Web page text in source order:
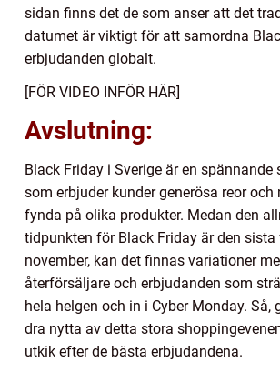
sidan finns det de som anser att det
datumet är viktigt för att samordna
erbjudanden globalt.
[FÖR VIDEO INFÖR HÄR]
Avslutning:
Black Friday i Sverige är en
som erbjuder kunder generösa reor
fynda på olika produkter. Medan den
tidpunkten för Black Friday är den sista
november, kan det finnas variationer
återförsäljare och erbjudanden som
hela helgen och in i Cyber Monday. Så,
dra nytta av detta stora
utkik efter de bästa erbjudandena.